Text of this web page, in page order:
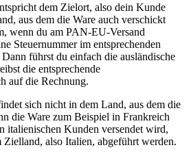
dem Zielort, also dein Kunde
aus dem die Ware auch verschickt
wenn du am PAN-EU-Versand
Steuernummer im entsprechenden
führst du einfach die ausländische
die entsprechende
auf die Rechnung.
sich nicht in dem Land, aus dem die
die Ware zum Beispiel in Frankreich
italienischen Kunden versendet wird,
Zielland, also Italien, abgeführt werden.